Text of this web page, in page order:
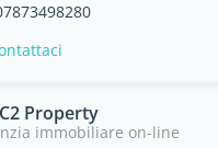
Property
immobiliare on-line